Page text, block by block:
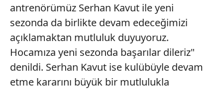
antrenörümüz Serhan Kavut ile yeni
sezonda da birlikte devam edeceğimizi
açıklamaktan mutluluk duyuyoruz.
Hocamıza yeni sezonda başarılar dileriz"
denildi. Serhan Kavut ise kulübüyle devam
etme kararını büyük bir mutlulukla